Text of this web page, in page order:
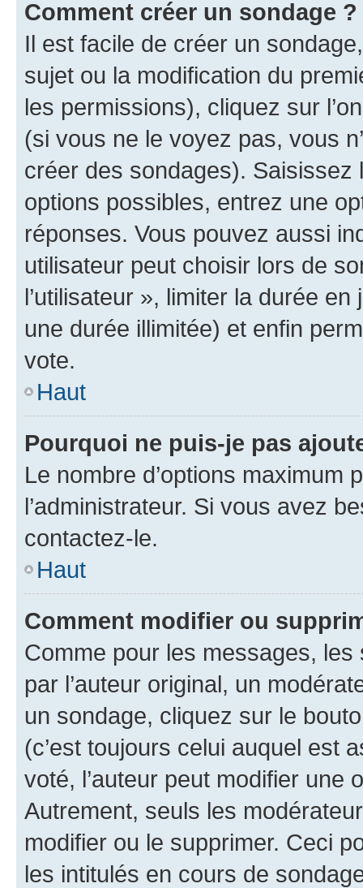
Comment créer un sondage ?
Il est facile de créer un
sujet ou la modification du
les permissions), cliquez sur
(si vous ne le voyez pas, vous
créer des sondages).
options possibles, entrez une
réponses. Vous pouvez aussi
utilisateur peut choisir lors de
l’utilisateur », limiter la durée
une durée illimitée) et enfin
vote.
Haut
Pourquoi ne puis-je pas
Le nombre d’options maximum
l’administrateur. Si vous avez
contactez-le.
Haut
Comment modifier ou
Comme pour les messages,
par l’auteur original, un
un sondage, cliquez sur le
(c’est toujours celui auquel est
voté, l’auteur peut modifier une
Autrement, seuls les
modifier ou le supprimer. Ceci
les intitulés en cours de